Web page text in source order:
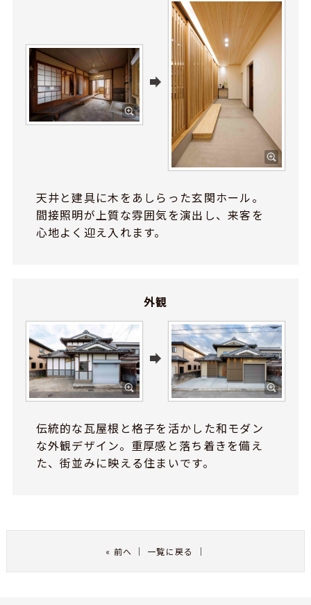
天井と建具に木をあしらった玄関ホール。
間接照明が上質な雰囲気を演出し、来客を
心地よく迎え入れます。
外観
伝統的な瓦屋根と格子を活かした和モダン
な外観デザイン。重厚感と落ち着きを備え
た、街並みに映える住まいです。
« 前へ ｜ 一覧に戻る ｜